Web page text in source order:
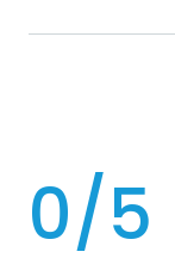
0/5